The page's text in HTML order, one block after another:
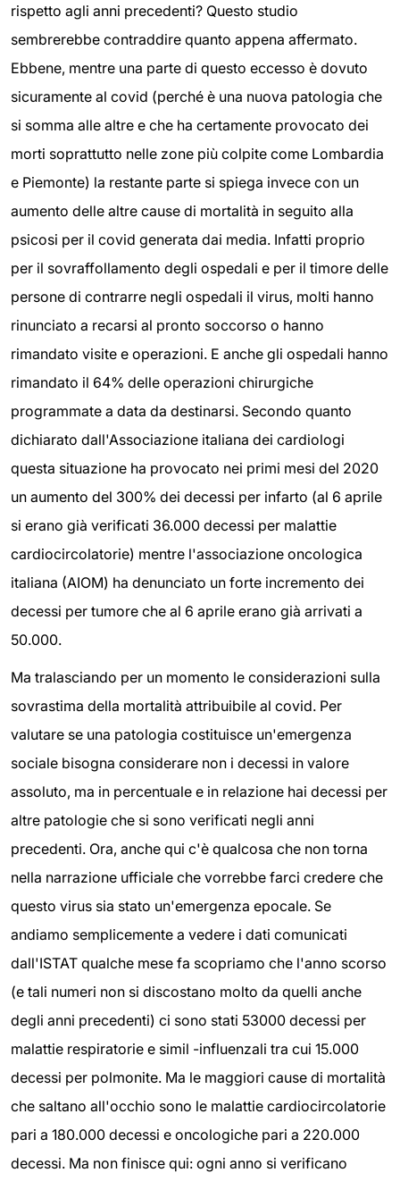
rispetto agli anni precedenti? Questo studio
sembrerebbe contraddire quanto appena affermato.
Ebbene, mentre una parte di questo eccesso è dovuto
sicuramente al covid (perché è una nuova patologia che
si somma alle altre e che ha certamente provocato dei
morti soprattutto nelle zone più colpite come Lombardia
e Piemonte) la restante parte si spiega invece con un
aumento delle altre cause di mortalità in seguito alla
psicosi per il covid generata dai media. Infatti proprio
per il sovraffollamento degli ospedali e per il timore delle
persone di contrarre negli ospedali il virus, molti hanno
rinunciato a recarsi al pronto soccorso o hanno
rimandato visite e operazioni. E anche gli ospedali hanno
rimandato il 64% delle operazioni chirurgiche
programmate a data da destinarsi. Secondo quanto
dichiarato dall'Associazione italiana dei cardiologi
questa situazione ha provocato nei primi mesi del 2020
un aumento del 300% dei decessi per infarto (al 6 aprile
si erano già verificati 36.000 decessi per malattie
cardiocircolatorie) mentre l'associazione oncologica
italiana (AIOM) ha denunciato un forte incremento dei
decessi per tumore che al 6 aprile erano già arrivati a
50.000.
Ma tralasciando per un momento le considerazioni sulla
sovrastima della mortalità attribuibile al covid. Per
valutare se una patologia costituisce un'emergenza
sociale bisogna considerare non i decessi in valore
assoluto, ma in percentuale e in relazione hai decessi per
altre patologie che si sono verificati negli anni
precedenti. Ora, anche qui c'è qualcosa che non torna
nella narrazione ufficiale che vorrebbe farci credere che
questo virus sia stato un'emergenza epocale. Se
andiamo semplicemente a vedere i dati comunicati
dall'ISTAT qualche mese fa scopriamo che l'anno scorso
(e tali numeri non si discostano molto da quelli anche
degli anni precedenti) ci sono stati 53000 decessi per
malattie respiratorie e simil -influenzali tra cui 15.000
decessi per polmonite. Ma le maggiori cause di mortalità
che saltano all'occhio sono le malattie cardiocircolatorie
pari a 180.000 decessi e oncologiche pari a 220.000
decessi. Ma non finisce qui: ogni anno si verificano